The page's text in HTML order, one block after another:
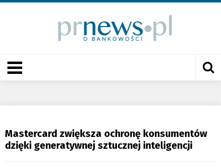
Mastercard zwiększa ochronę konsumentów
dzięki generatywnej sztucznej inteligencji